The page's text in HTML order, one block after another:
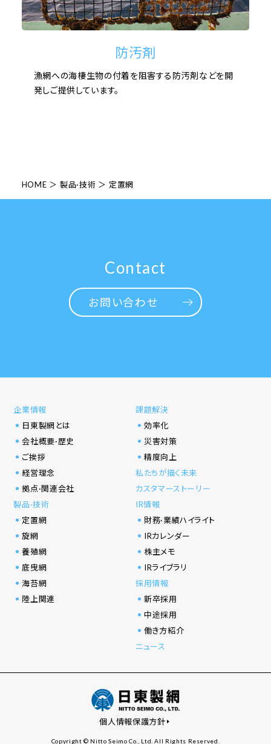
防汚剤
漁網への海棲生物の付着を阻害する防汚剤などを開
発しご提供しています。
HOME 製品·技術 定置網
企業情報
日東製網とは
会社概要·歴史
ご挨拶
経営理念
拠点·関連会社
製品·技術
定置網
旋網
養殖網
底曳網
海苔網
陸上関連
課題解決
効率化
災害対策
精度向上
私たちが描く未来
カスタマーストーリー
IR情報
財務·業績ハイライト
IRカレンダー
株主メモ
IRライブラリ
採用情報
新卒採用
中途採用
働き方紹介
ニュース
個人情報保護方針
Copyright © Nitto Seimo Co., Ltd. All Rights Reserved.
Contact
お問い合わせ